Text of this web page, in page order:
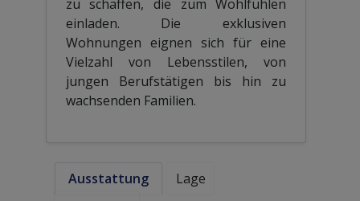
zu schaffen, die zum Wohlfühlen
einladen. Die exklusiven
Wohnungen eignen sich für eine
Vielzahl von Lebensstilen, von
jungen Berufstätigen bis hin zu
wachsenden Familien.
Ausstattung
Lage